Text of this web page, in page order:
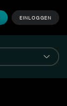
EINLOGGEN